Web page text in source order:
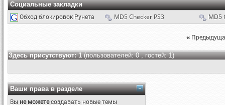
Социальные закладки
Обход блокировок Рунета MD5 Checker PS3 MD5
«
Здесь присутствуют: 1(пользователей: 0 , гостей: 1)
Ваши права в разделе
Вы не можетесоздавать новые темы